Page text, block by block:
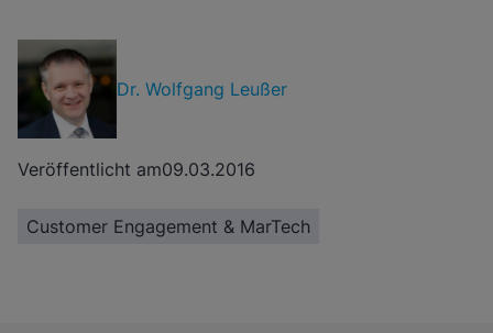
Dr. Wolfgang Leußer
Veröffentlicht am09.03.2016
Customer Engagement & MarTech